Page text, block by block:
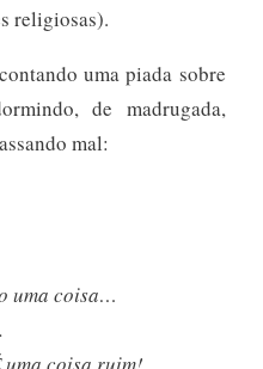
religiosas).
uma piada sobre
de madrugada,
mal:
uma coisa…